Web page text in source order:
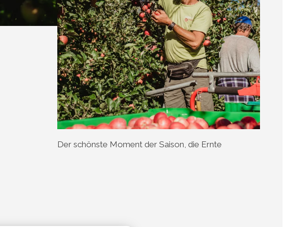
Der schönste Moment der Saison, die Ernte